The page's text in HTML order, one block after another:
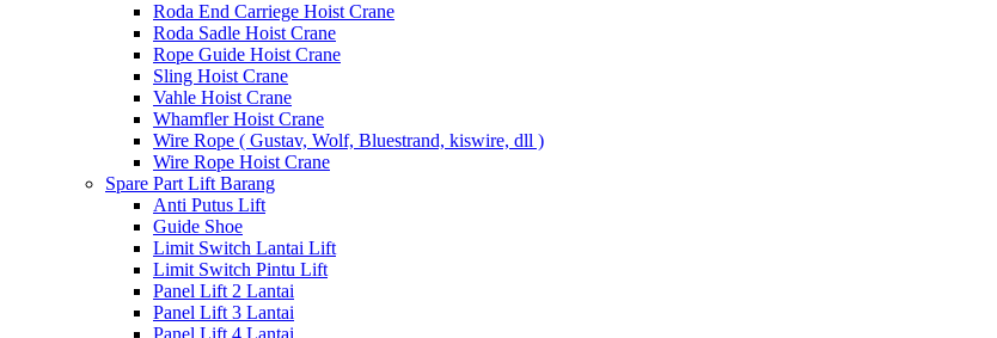
Roda End Carriege Hoist Crane
Roda Sadle Hoist Crane
Rope Guide Hoist Crane
Sling Hoist Crane
Vahle Hoist Crane
Whamfler Hoist Crane
Wire Rope ( Gustav, Wolf, Bluestrand, kiswire, dll )
Wire Rope Hoist Crane
Spare Part Lift Barang
Anti Putus Lift
Guide Shoe
Limit Switch Lantai Lift
Limit Switch Pintu Lift
Panel Lift 2 Lantai
Panel Lift 3 Lantai
Panel Lift 4 Lantai